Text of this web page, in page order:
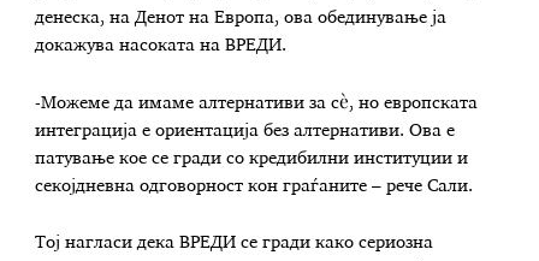
денеска, на Денот на Европа, ова обединување ја
докажува насоката на ВРЕДИ.
-Можеме да имаме алтернативи за сè, но европската
интеграција е ориентација без алтернативи. Ова е
патување кое се гради со кредибилни институции и
секојдневна одговорност кон граѓаните – рече Сали.
Тој нагласи дека ВРЕДИ се гради како сериозна